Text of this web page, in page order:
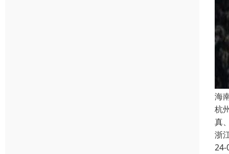
海
杭
真
浙
24-